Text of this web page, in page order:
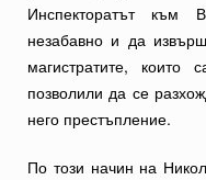
Инспекторатът
незабавно и да
магистратите,
позволили да се
него престъпление.
По този начин на